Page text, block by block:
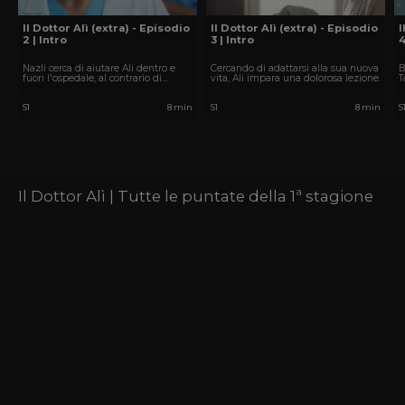
Il Dottor Alì (extra) - Episodio
2 | Intro
Nazli cerca di aiutare Ali dentro e
fuori l'ospedale, al contrario di
S1 8 min
Il Dottor Alì (extra) - Episodio
3 | Intro
Cercando di adattarsi alla sua nuova
vita, Ali impara una dolorosa lezione.
S1 8 min
Il Dottor Alì | Tutte le puntate della 1ª stagione